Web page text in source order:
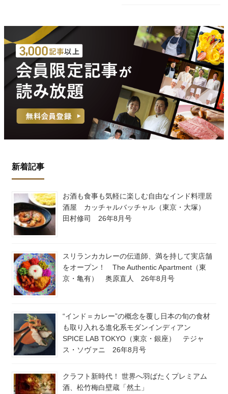
新着記事
お酒も食事も気軽に楽しむ自由なインド料理居
酒屋 カッチャルバッチャル（東京・大塚）
田村修司 26年8月号
スリランカカレーの伝道師、満を持して実店舗
をオープン！ The Authentic Apartment（東
京・亀有） 奥原直人 26年8月号
“インド＝カレー”の概念を覆し日本の旬の食材
も取り入れる進化系モダンインディアン
SPICE LAB TOKYO（東京・銀座） テジャ
ス・ソヴァニ 26年8月号
クラフト新時代！ 世界へ羽ばたくプレミアム
酒、松竹梅白壁蔵「然土」